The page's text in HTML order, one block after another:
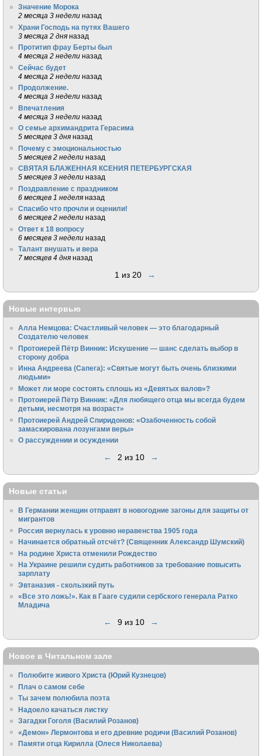
Значение Морока
2 месяца 3 недели назад
Храни Господь на путях Вашего
3 месяца 2 дня назад
Протитип фрау Берты был
4 месяца 2 недели назад
Сейчас будет
4 месяца 2 недели назад
Продолжение.
4 месяца 3 недели назад
Впечатления
4 месяца 3 недели назад
О семье архимандрита Герасима
5 месяцев 3 дня назад
Почему с эмоциональностью
5 месяцев 2 недели назад
СВЯТАЯ БЛАЖЕННАЯ КСЕНИЯ ПЕТЕРБУРГСКАЯ
5 месяцев 3 недели назад
Поздравление с праздником
6 месяцев 1 неделя назад
Спасибо что прочли и оценили!
6 месяцев 2 недели назад
Ответ к 18 вопросу
6 месяцев 3 недели назад
Талант внушать и вера
7 месяцев 4 дня назад
1 из 20 →
Новые интервью
Алла Немцова: Счастливый человек — это благодарный
Создателю человек
Протоиерей Пётр Винник: Искушение — шанс сделать выбор в
сторону добра
Инна Андреева (Сапега): «Святые могут быть очень близкими
людьми»
Может ли море состоять сплошь из «Девятых валов»?
Протоиерей Пётр Винник: «Для любящего отца мы всегда будем
детьми, несмотря на возраст»
Протоиерей Андрей Спиридонов: «Озабоченность собой
замаскирована лозунгами веры»
О рассуждении и осуждении
← 2 из 10 →
Новые статьи
В Германии женщин отправят в новогодние загоны для защиты от
мигрантов
Россия вернулась к уровню неравенства 1905 года
Начинается обратный отсчёт? (Священник Александр Шумский)
На родине Христа отменили Рождество
На Украине решили судить работников за требование повысить
зарплату
Эвтаназия - скользкий путь
«Все это ложь!». Как в Гааге судили сербского генерала Ратко
Младича
← 9 из 10 →
Новое в Читальном зале
Полюбите живого Христа (Юрий Кузнецов)
Плач о самом себе
Ты зачем полюбила поэта
Надоело качаться листку
Загадки Гоголя (Василий Розанов)
«Демон» Лермонтова и его древние родичи (Василий Розанов)
Памяти отца Кирилла (Олеся Николаева)